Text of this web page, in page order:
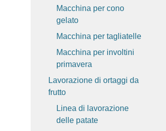
Macchina per cono
gelato
Macchina per tagliatelle
Macchina per involtini
primavera
Lavorazione di ortaggi da
frutto
Linea di lavorazione
delle patate